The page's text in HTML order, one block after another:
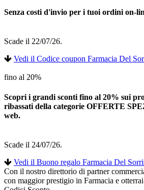
Senza costi d'invio per i tuoi ordini on-
Scade il 22/07/26.
Vedi il Codice coupon Farmacia Del
fino al 20%
Scopri i grandi sconti fino al 20% sui
ribassati della categorie OFFERTE
web.
Scade il 24/07/26.
Vedi il Buono regalo Farmacia Del
Con il nostro direttorio di partner
con maggior prestigio in Farmacia e